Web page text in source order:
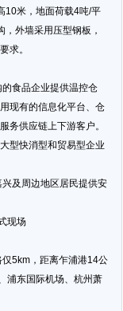
10米，地面荷载4吨/平
外墙采用压型钢板，
求。
食品企业提供温控仓
现有的信息化平台、仓
务供应链上下游客户。
型快消型和贸易型企业
及周边地区居民提供安
现场
5km，距离乍浦港14公
浦东国际机场、杭州萧